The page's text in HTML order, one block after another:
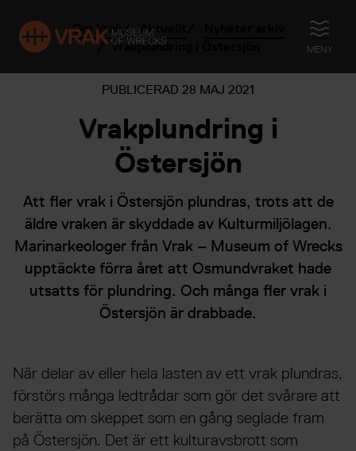
ÖPPNA
MENY
Om Vrak Aktuellt
Vrakplundring i Östersjön
PUBLICERAD 28 MAJ 2021
Vrakplundring i
Östersjön
Att fler vrak i Östersjön plundras, trots att de
äldre vraken är skyddade av Kulturmiljölagen.
Marinarkeologer från Vrak – Museum of Wrecks
upptäckte förra året att Osmundvraket hade
utsatts för plundring. Och många fler vrak i
Östersjön är drabbade.
När delar av eller hela lasten av ett vrak plundras,
förstörs många ledtrådar som gör det svårare att
berätta om skeppet som en gång seglade fram
på Östersjön. Det är ett kulturavsbrott som